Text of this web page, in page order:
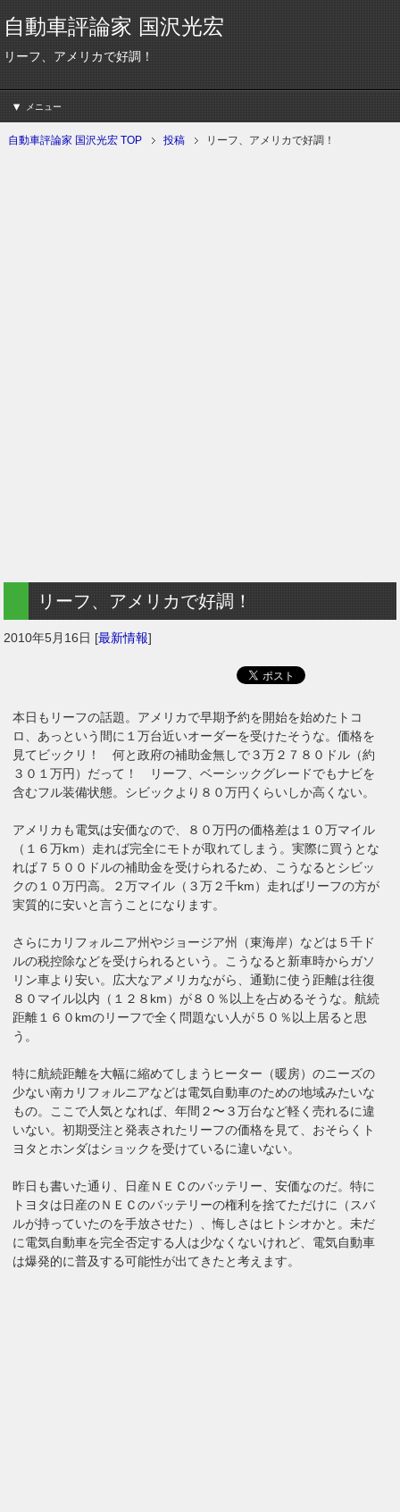
自動車評論家 国沢光宏
リーフ、アメリカで好調！
メニュー
自動車評論家 国沢光宏 TOP 投稿 リーフ、アメリカで好調！
リーフ、アメリカで好調！
2010年5月16日 [最新情報]
本日もリーフの話題。アメリカで早期予約を開始を始めたトコ
ロ、あっという間に１万台近いオーダーを受けたそうな。価格を
見てビックリ！ 何と政府の補助金無しで３万２７８０ドル（約
３０１万円）だって！ リーフ、ベーシックグレードでもナビを
含むフル装備状態。シビックより８０万円くらいしか高くない。
アメリカも電気は安価なので、８０万円の価格差は１０万マイル
（１６万km）走れば完全にモトが取れてしまう。実際に買うとな
れば７５００ドルの補助金を受けられるため、こうなるとシビッ
クの１０万円高。２万マイル（３万２千km）走ればリーフの方が
実質的に安いと言うことになります。
さらにカリフォルニア州やジョージア州（東海岸）などは５千ド
ルの税控除などを受けられるという。こうなると新車時からガソ
リン車より安い。広大なアメリカながら、通勤に使う距離は往復
８０マイル以内（１２８km）が８０％以上を占めるそうな。航続
距離１６０kmのリーフで全く問題ない人が５０％以上居ると思
う。
特に航続距離を大幅に縮めてしまうヒーター（暖房）のニーズの
少ない南カリフォルニアなどは電気自動車のための地域みたいな
もの。ここで人気となれば、年間２〜３万台など軽く売れるに違
いない。初期受注と発表されたリーフの価格を見て、おそらくト
ヨタとホンダはショックを受けているに違いない。
昨日も書いた通り、日産ＮＥＣのバッテリー、安価なのだ。特に
トヨタは日産のＮＥＣのバッテリーの権利を捨てただけに（スバ
ルが持っていたのを手放させた）、悔しさはヒトシオかと。未だ
に電気自動車を完全否定する人は少なくないけれど、電気自動車
は爆発的に普及する可能性が出てきたと考えます。